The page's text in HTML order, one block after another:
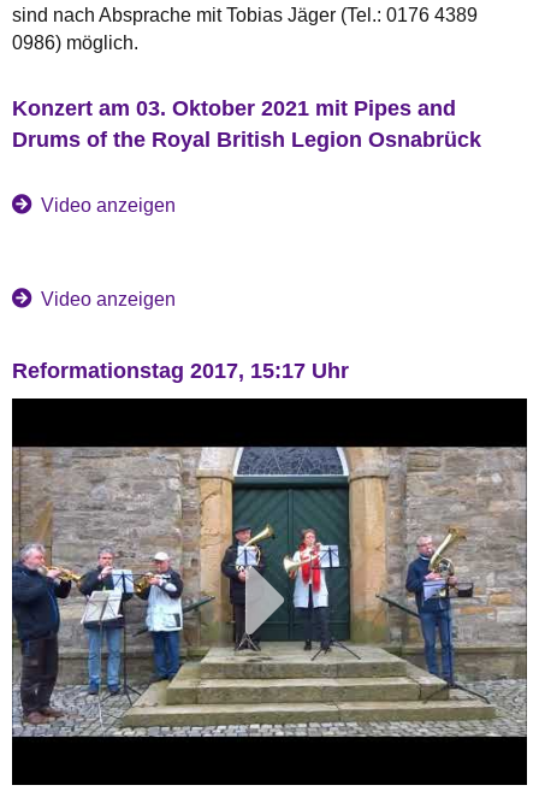
sind nach Absprache mit Tobias Jäger (Tel.: 0176 4389
0986) möglich.
Konzert am 03. Oktober 2021 mit Pipes and
Drums of the Royal British Legion Osnabrück
Video anzeigen
Video anzeigen
Reformationstag 2017, 15:17 Uhr